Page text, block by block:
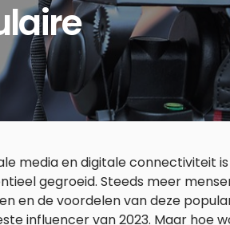
media en digitale connectiviteit
gegroeid. Steeds meer
en de voordelen van deze
influencer van 2023. Maar hoe